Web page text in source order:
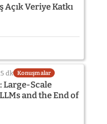
Açık Veriye Katkı
dk Konuşmalar
Large-Scale
and the End of